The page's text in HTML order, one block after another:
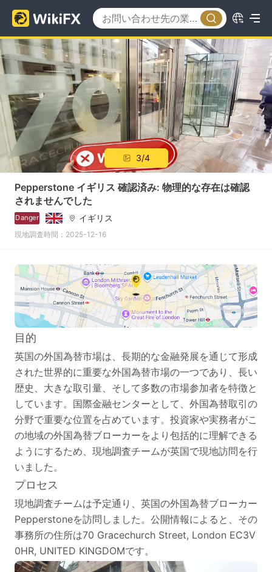
3/4
Pepperstone イギリス 確認済み: 物理的な存在は確認
されませんでした
Danger イギリス
現地調査時間：2025-12-16
目的
英国の外国為替市場は、長期的な金融発展を通じて形成
された世界的に重要な外国為替市場の一つであり、長い
歴史、大きな取引量、そして多数の市場参加者を特徴と
しています。国際金融センターとして、外国為替取引の
分野で重要な位置を占めています。投資家や実務者がこ
の地域の外国為替ブローカーをより包括的に理解できる
ようにするため、現地調査チームが英国で現地訪問を行
いました。
プロセス
現地調査チームは予定通り、英国の外国為替ブローカー
Pepperstoneを訪問しました。公開情報によると、その
事務所の住所は70 Gracechurch Street, London EC3V
0HR, UNITED KINGDOMです。